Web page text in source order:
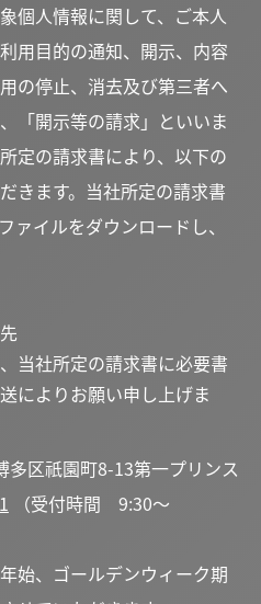
個人情報に関して、ご本人
用目的の通知、開示、内容
の停止、消去及び第三者へ
「開示等の請求」といいま
定の請求書により、以下の
きます。当社所定の請求書
ァイルをダウンロードし、
当社所定の請求書に必要書
によりお願い申し上げま
多区祇園町8-13第一プリンス
（受付時間 9:30～
始、ゴールデンウィーク期